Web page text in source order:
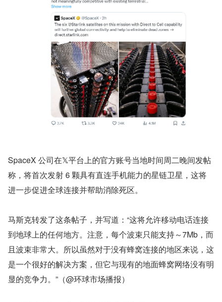
SpaceX 公司在𝕏平台上的官方账号当地时间周二晚间发帖
称，将首次发射 6 颗具有直连手机能力的星链卫星，这将
进一步促进全球连接并帮助消除死区。
马斯克转发了这条帖子，并写道：“这将允许移动电话连接
到地球上的任何地方。注意，每个波束只能支持～7Mb，而
且波束非常大。所以虽然对于没有蜂窝连接的地区来说，这
是一个很好的解决方案，但它与现有的地面蜂窝网络没有明
显的竞争力。”（@环球市场播报）